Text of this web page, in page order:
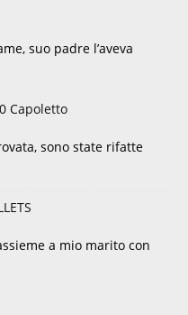
suo padre l’aveva
Capoletto
sono state rifatte
a mio marito con